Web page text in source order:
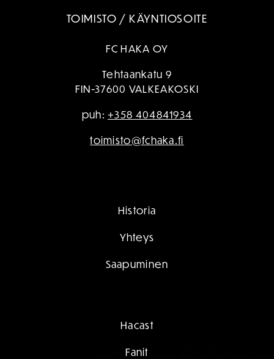
TOIMISTO / KÄYNTIOSOITE
FC HAKA OY
Tehtaankatu 9
FIN-37600 VALKEAKOSKI
puh:+358 404841934
toimisto@fchaka.fi
Historia
Yhteys
Saapuminen
Hacast
Fanit